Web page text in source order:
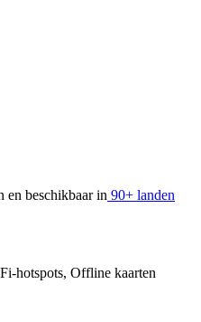
en beschikbaar in 90+ landen
hotspots, Offline kaarten